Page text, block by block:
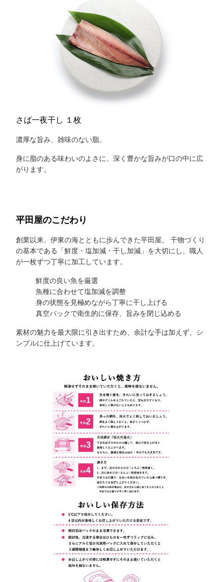
さば一夜干し １枚
濃厚な旨み、雑味のない脂。
身に脂のある味わいのよさに、深く豊かな旨みが口の中に広
がります。
平田屋のこだわり
創業以来、伊東の海とともに歩んできた平田屋。 干物づくり
の基本である「鮮度・塩加減・干し加減」を大切にし、職人
が一枚ずつ丁寧に加工しています。
鮮度の良い魚を厳選
魚種に合わせて塩加減を調整
身の状態を見極めながら丁寧に干し上げる
真空パックで衛生的に保存、旨みを閉じ込める
素材の魅力を最大限に引き出すため、余計な手は加えず、シ
ンプルに仕上げています。